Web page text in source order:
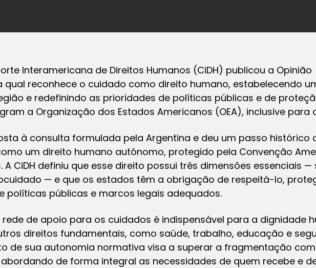
Interamericana de Direitos Humanos (CiDH) publicou a Opinião
qual reconhece o cuidado como direito humano, estabelecendo
e redefinindo as prioridades de políticas públicas e de
a Organização dos Estados Americanos (OEA), inclusive para
à consulta formulada pela Argentina e deu um passo histórico
um direito humano autônomo, protegido pela Convenção
A CiDH definiu que esse direito possui três dimensões essenciais —
— e que os estados têm a obrigação de respeitá-lo,
políticas públicas e marcos legais adequados.
de apoio para os cuidados é indispensável para a dignidade
direitos fundamentais, como saúde, trabalho, educação e
de sua autonomia normativa visa a superar a fragmentação
de forma integral as necessidades de quem recebe e